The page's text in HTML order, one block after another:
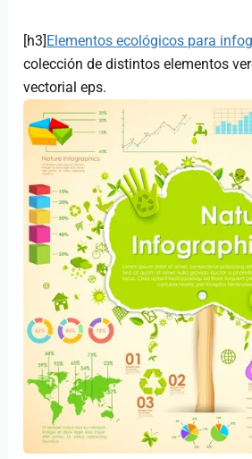
[h3] Elementos ecológicos para
colección de distintos elementos
vectorial eps.